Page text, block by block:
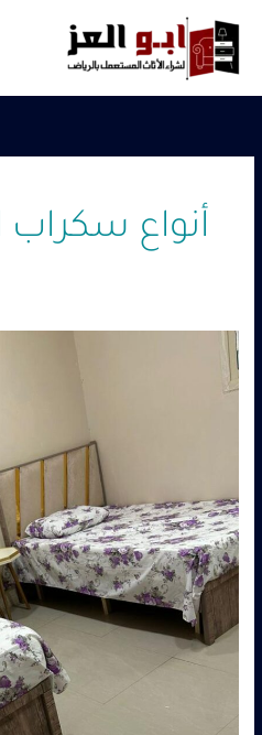
المحتوى
أنواع سكراب
شراء
مدارس
سكراب
شركة
ابو
العز